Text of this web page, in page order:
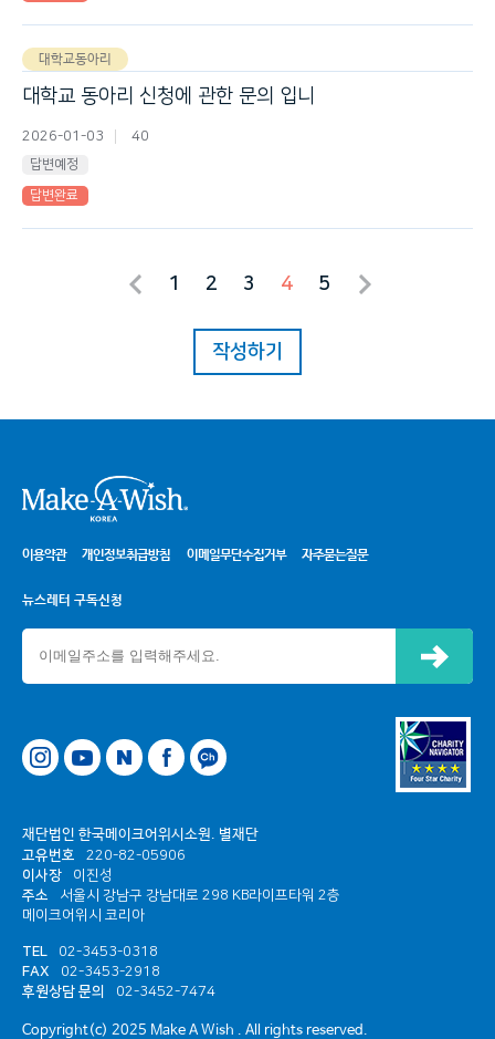
대학교동아리
대학교 동아리 신청에 관한 문의 입니
2026-01-03 40
답변예정
답변완료
1 2 3 4 5
작성하기
이용약관 개인정보취급방침 이메일무단수집거부 자주묻는질문
뉴스레터 구독신청
이버페이스북카카오톡 채널
재단법인 한국메이크어위시소원. 별재단
고유번호
220-82-05906
이사장
이진성
주소
서울시 강남구 강남대로 298 KB라이프타워 2층
메이크어위시 코리아
TEL
02-3453-0318
FAX
02-3453-2918
후원상담 문의
02-3452-7474
Copyright(c) 2025 Make A Wish . All rights reserved.